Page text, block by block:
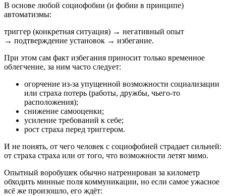
В основе любой социофобии (и фобии в принципе)
автоматизмы:
триггер (конкретная ситуация) → негативный опыт
→ подтверждение установок → избегание.
При этом сам факт избегания приносит только временное
облегчение, за ним часто следует:
огорчение из-за упущенной возможности социализации
или страха потерь (работы, дружбы, чьего-то
расположения);
снижение самооценки;
усиление требований к себе;
рост страха перед триггером.
И не понять, от чего человек с социофобией страдает сильней:
от страха страха или от того, что возможности летят мимо.
Опытный воробушек обычно натренирован за километр
обходить минные поля коммуникации, но если самое ужасное
всё же произошло, его ждёт: